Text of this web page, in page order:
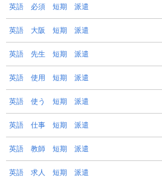
英語 必須 短期 派遣
英語 大阪 短期 派遣
英語 先生 短期 派遣
英語 使用 短期 派遣
英語 使う 短期 派遣
英語 仕事 短期 派遣
英語 教師 短期 派遣
英語 求人 短期 派遣